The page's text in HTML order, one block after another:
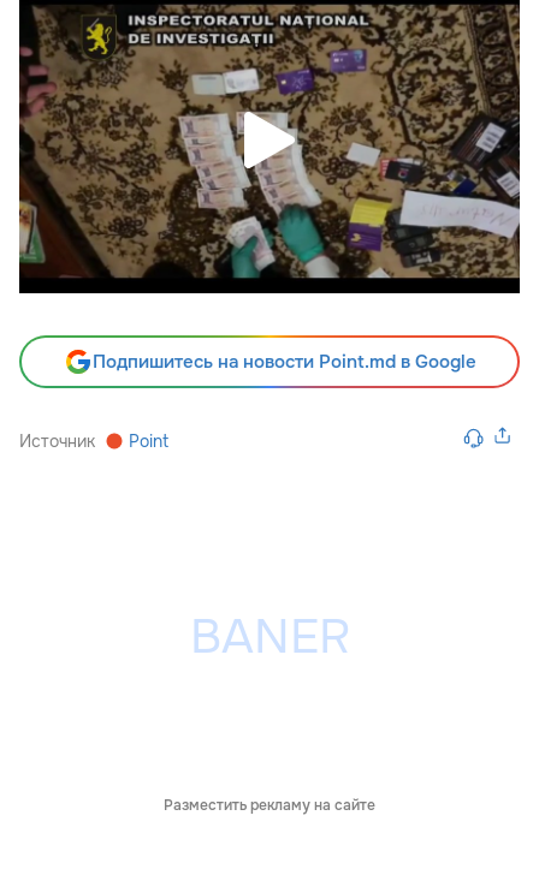
Подпишитесь на новости Point.md в Google
Источник Point
Разместить рекламу на сайте